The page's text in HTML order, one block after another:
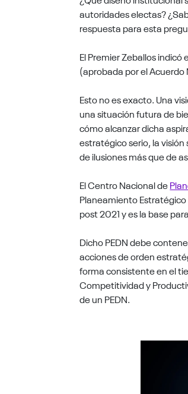
autoridades electas?
respuesta para esta
El Premier Zeballos
(aprobada por el Acuerdo
Esto no es exacto. Una
una situación futura de
cómo alcanzar dicha
estratégico serio, la
de ilusiones más que de
El Centro Nacional de
Planeamiento Estratégico
post 2021 y es la base
Dicho PEDN debe
acciones de orden
forma consistente en el
Competitividad y
de un PEDN.